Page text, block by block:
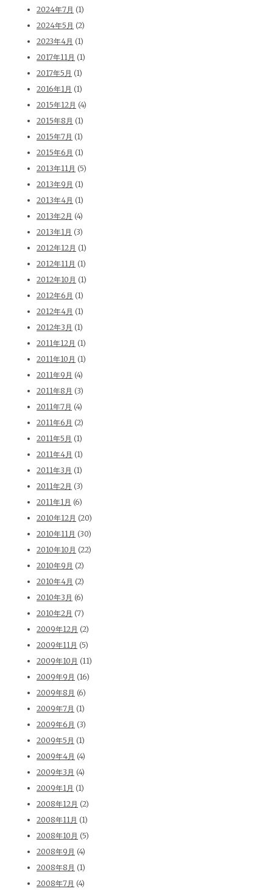
2024年7月 (1)
2024年5月 (2)
2023年4月 (1)
2017年11月 (1)
2017年5月 (1)
2016年1月 (1)
2015年12月 (4)
2015年8月 (1)
2015年7月 (1)
2015年6月 (1)
2013年11月 (5)
2013年9月 (1)
2013年4月 (1)
2013年2月 (4)
2013年1月 (3)
2012年12月 (1)
2012年11月 (1)
2012年10月 (1)
2012年6月 (1)
2012年4月 (1)
2012年3月 (1)
2011年12月 (1)
2011年10月 (1)
2011年9月 (4)
2011年8月 (3)
2011年7月 (4)
2011年6月 (2)
2011年5月 (1)
2011年4月 (1)
2011年3月 (1)
2011年2月 (3)
2011年1月 (6)
2010年12月 (20)
2010年11月 (30)
2010年10月 (22)
2010年9月 (2)
2010年4月 (2)
2010年3月 (6)
2010年2月 (7)
2009年12月 (2)
2009年11月 (5)
2009年10月 (11)
2009年9月 (16)
2009年8月 (6)
2009年7月 (1)
2009年6月 (3)
2009年5月 (1)
2009年4月 (4)
2009年3月 (4)
2009年1月 (1)
2008年12月 (2)
2008年11月 (1)
2008年10月 (5)
2008年9月 (4)
2008年8月 (1)
2008年7月 (4)